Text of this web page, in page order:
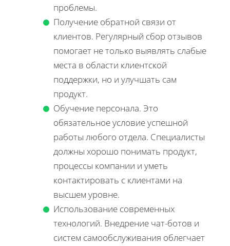
проблемы.
Получение обратной связи от
клиентов. Регулярный сбор отзывов
помогает не только выявлять слабые
места в области клиентской
поддержки, но и улучшать сам
продукт.
Обучение персонала. Это
обязательное условие успешной
работы любого отдела. Специалисты
должны хорошо понимать продукт,
процессы компании и уметь
контактировать с клиентами на
высшем уровне.
Использование современных
технологий. Внедрение чат-ботов и
систем самообслуживания облегчает